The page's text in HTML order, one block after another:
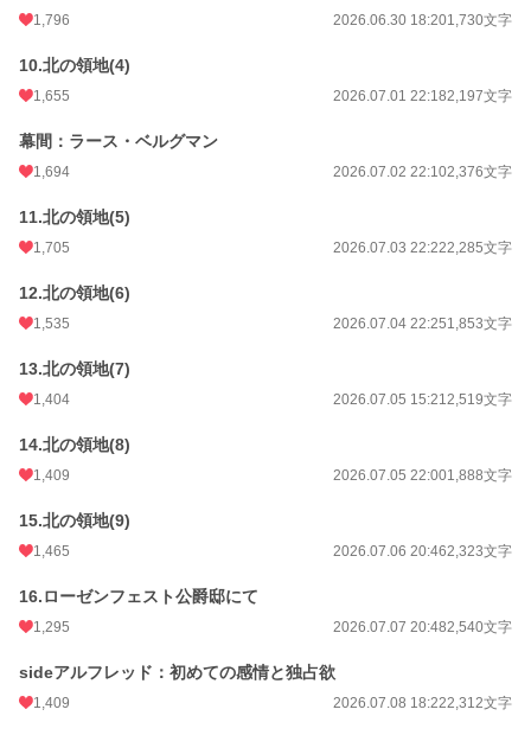
1,796 2026.06.30 18:201,730文字
10.北の領地(4)
1,655 2026.07.01 22:182,197文字
幕間：ラース・ベルグマン
1,694 2026.07.02 22:102,376文字
11.北の領地(5)
1,705 2026.07.03 22:222,285文字
12.北の領地(6)
1,535 2026.07.04 22:251,853文字
13.北の領地(7)
1,404 2026.07.05 15:212,519文字
14.北の領地(8)
1,409 2026.07.05 22:001,888文字
15.北の領地(9)
1,465 2026.07.06 20:462,323文字
16.ローゼンフェスト公爵邸にて
1,295 2026.07.07 20:482,540文字
sideアルフレッド：初めての感情と独占欲
1,409 2026.07.08 18:222,312文字